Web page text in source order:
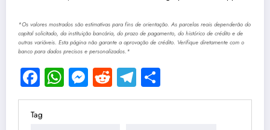
*Os valores mostrados são estimativas para fins de orientação. As parcelas reais dependerão do
capital solicitado, da instituição bancária, do prazo de pagamento, do histórico de crédito e de
outras variáveis. Esta página não garante a aprovação de crédito. Verifique diretamente com o
banco para dados precisos e personalizados.*
Facebook
WhatsApp
Messenger
RedditTelegram
Tag